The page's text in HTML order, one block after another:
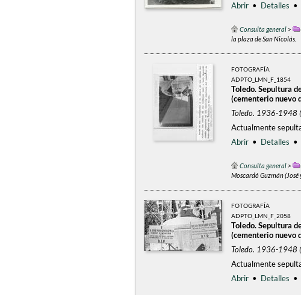
Abrir • Detalles •
Consulta general>
la plaza de San Nicolás.
FOTOGRAFÍA
ADPTO_LMN_F_1854
Toledo. Sepultura
(cementerio nuevo
Toledo. 1936-1948
Actualmente
Abrir • Detalles •
Consulta general>
Moscardó Guzmán (José
FOTOGRAFÍA
ADPTO_LMN_F_2058
Toledo. Sepultura
(cementerio nuevo
Toledo. 1936-1948
Actualmente
Abrir • Detalles •